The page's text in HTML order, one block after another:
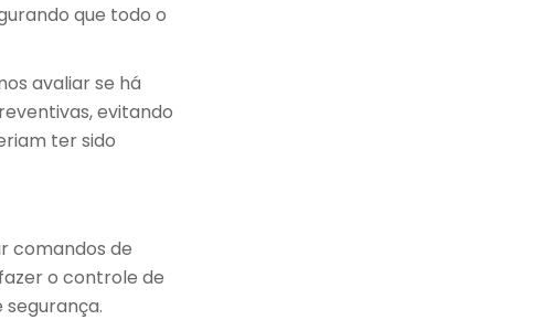
que todo o
avaliar se há
evitando
ter sido
comandos de
o controle de